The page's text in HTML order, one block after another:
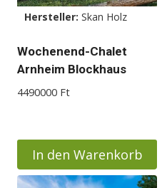
Hersteller: Skan Holz
Wochenend-Chalet
Arnheim Blockhaus
4490000 Ft
In den Warenkorb